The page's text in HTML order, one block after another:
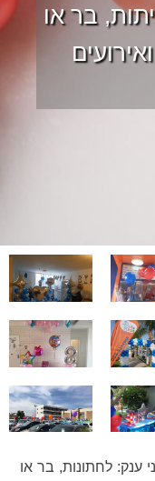
בר או
ענק: לחתונות, בר או